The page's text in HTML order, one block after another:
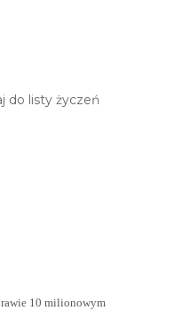
do listy życzeń
10 milionowym